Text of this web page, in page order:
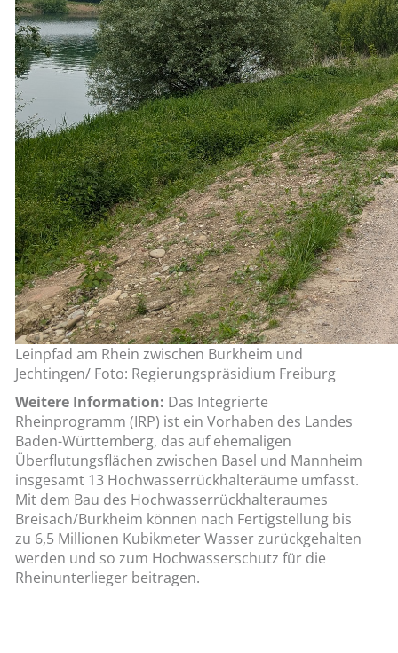
Leinpfad am Rhein zwischen Burkheim und
Jechtingen/ Foto: Regierungspräsidium Freiburg
Weitere Information: Das Integrierte
Rheinprogramm (IRP) ist ein Vorhaben des Landes
Baden-Württemberg, das auf ehemaligen
Überflutungsflächen zwischen Basel und Mannheim
insgesamt 13 Hochwasserrückhalteräume umfasst.
Mit dem Bau des Hochwasserrückhalteraumes
Breisach/Burkheim können nach Fertigstellung bis
zu 6,5 Millionen Kubikmeter Wasser zurückgehalten
werden und so zum Hochwasserschutz für die
Rheinunterlieger beitragen.